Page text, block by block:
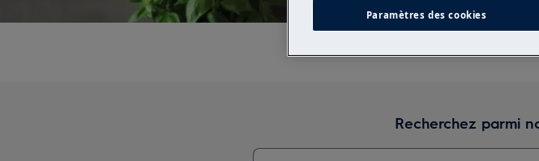
Recherchez parmi
Paramètres des cookies